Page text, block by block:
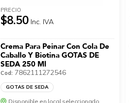
PRECIO
$8.50 Inc. IVA
Crema Para Peinar Con Cola De
Caballo Y Biotina GOTAS DE
SEDA 250 Ml
Cod: 7862111272546
GOTAS DE SEDA
Disponible en local seleccionado